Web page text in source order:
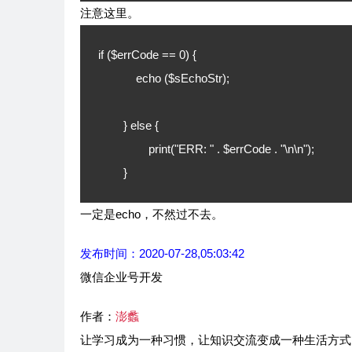
注意这里。
if ($errCode == 0) {
	}
一定是echo，不然过不去。
发布时间：2020-07-28,05:03:42
微信企业号开发
作者： 澎蠡
让学习成为一种习惯，让知识交流变成一种生活方